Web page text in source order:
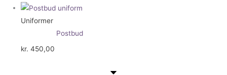
Uniformer
Postbud
kr. 450,00